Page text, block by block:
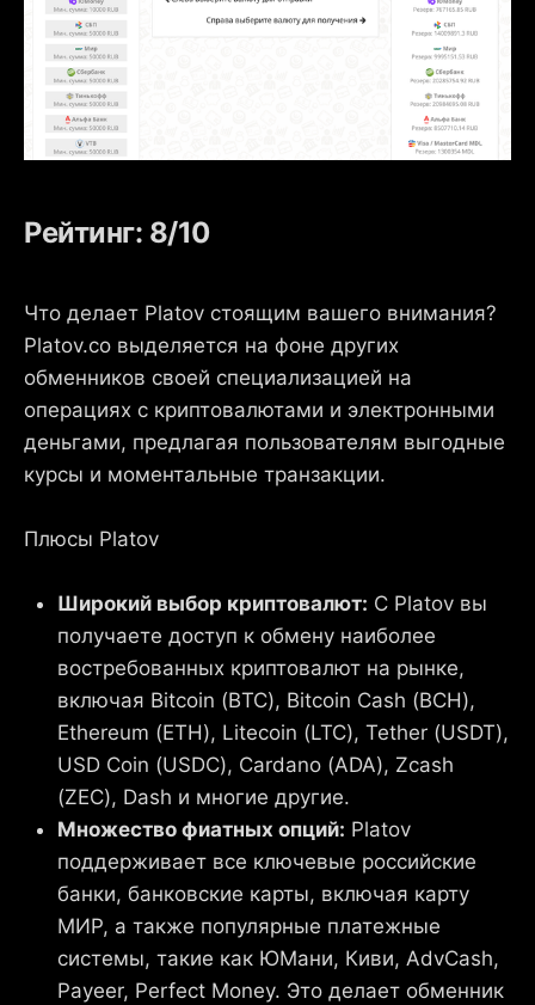
Рейтинг: 8/10
Что делает Platov стоящим вашего внимания?
Platov.co выделяется на фоне других
обменников своей специализацией на
операциях с криптовалютами и электронными
деньгами, предлагая пользователям выгодные
курсы и моментальные транзакции.
Плюсы Platov
Широкий выбор криптовалют: С Platov вы
получаете доступ к обмену наиболее
востребованных криптовалют на рынке,
включая Bitcoin (BTC), Bitcoin Cash (BCH),
Ethereum (ETH), Litecoin (LTC), Tether (USDT),
USD Coin (USDC), Cardano (ADA), Zcash
(ZEC), Dash и многие другие.
Множество фиатных опций: Platov
поддерживает все ключевые российские
банки, банковские карты, включая карту
МИР, а также популярные платежные
системы, такие как ЮМани, Киви, AdvCash,
Payeer, Perfect Money. Это делает обменник